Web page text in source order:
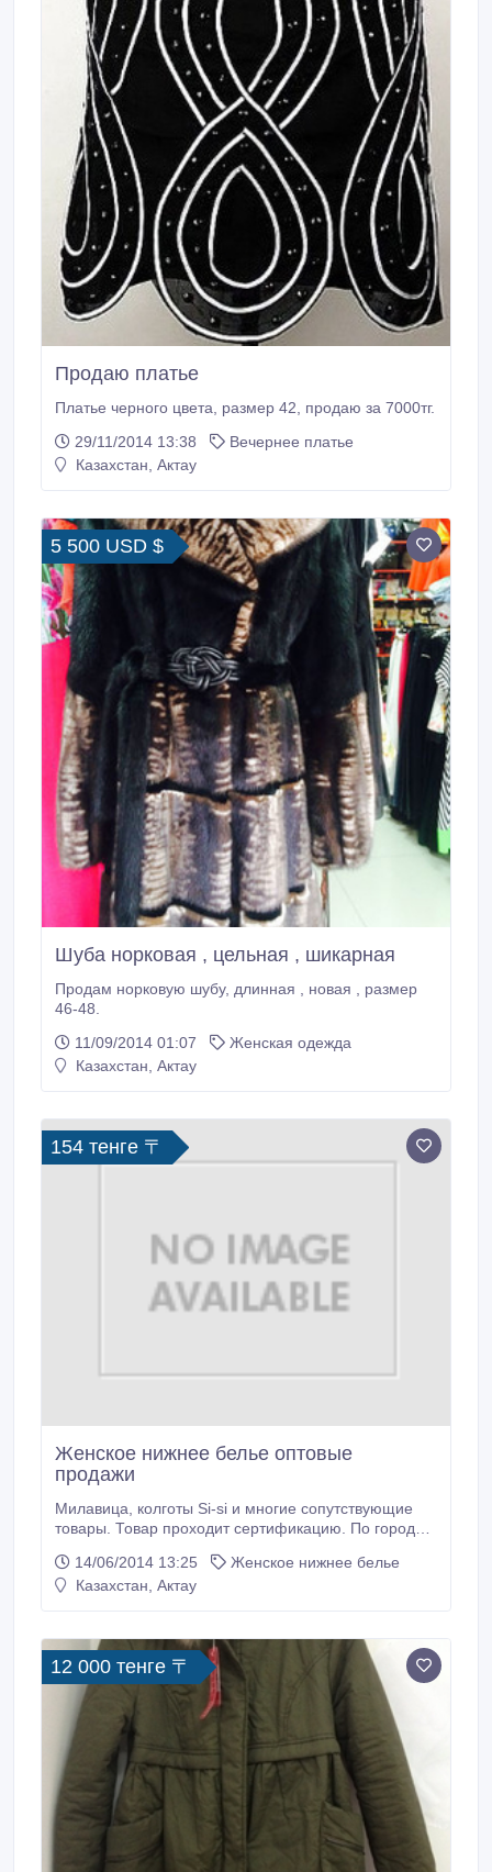
Продаю платье
Платье черного цвета, размер 42, продаю за 7000тг.
29/11/2014 13:38
Вечернее платье
Казахстан, Актау
5 500 USD $
Шуба норковая , цельная , шикарная
Продам норковую шубу, длинная , новая , размер
46-48.
11/09/2014 01:07
Женская одежда
Казахстан, Актау
154 тенге 〒
Женское нижнее белье оптовые
продажи
Милавица, колготы Si-si и многие сопутствующие
товары. Товар проходит сертификацию. По городу
14/06/2014 13:25
Женское нижнее белье
Казахстан, Актау
12 000 тенге 〒